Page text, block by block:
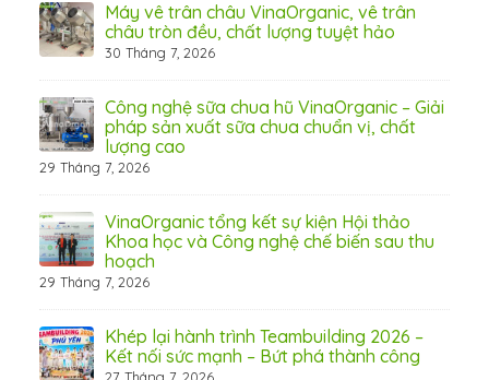
Máy vê trân châu VinaOrganic, vê trân
châu tròn đều, chất lượng tuyệt hảo
30 Tháng 7, 2026
Công nghệ sữa chua hũ VinaOrganic – Giải
pháp sản xuất sữa chua chuẩn vị, chất
lượng cao
29 Tháng 7, 2026
VinaOrganic tổng kết sự kiện Hội thảo
Khoa học và Công nghệ chế biến sau thu
hoạch
29 Tháng 7, 2026
Khép lại hành trình Teambuilding 2026 –
Kết nối sức mạnh – Bứt phá thành công